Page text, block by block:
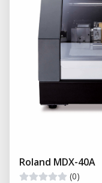
Roland MDX-40A
(0)